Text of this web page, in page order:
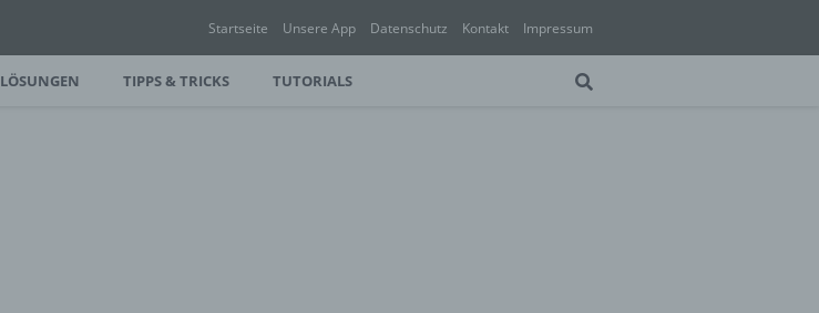
Startseite Unsere App Datenschutz Kontakt Impressum
LÖSUNGEN TIPPS & TRICKS TUTORIALS